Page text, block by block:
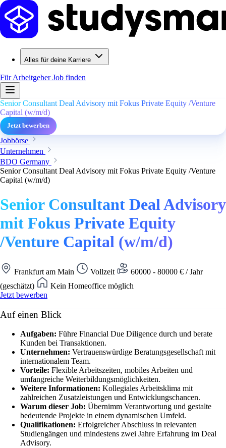
Alles für deine Karriere
Für ArbeitgeberJob finden
Senior Consultant Deal Advisory mit Fokus Private Equity /Venture
Capital (w/m/d)
Jetzt bewerben
Jobbörse
Unternehmen
BDO Germany
Senior Consultant Deal Advisory mit Fokus Private Equity /Venture
Capital (w/m/d)
Senior Consultant Deal Advisory
mit Fokus Private Equity
/Venture Capital (w/m/d)
Frankfurt am Main Vollzeit
60000 - 80000 € / Jahr
(geschätzt)
Kein Homeoffice möglich
Jetzt bewerben
Auf einen Blick
Aufgaben: Führe Financial Due Diligence durch und berate
Kunden bei Transaktionen.
Unternehmen: Vertrauenswürdige Beratungsgesellschaft mit
internationalem Team.
Vorteile: Flexible Arbeitszeiten, mobiles Arbeiten und
umfangreiche Weiterbildungsmöglichkeiten.
Weitere Informationen: Kollegiales Arbeitsklima mit
zahlreichen Zusatzleistungen und Entwicklungschancen.
Warum dieser Job: Übernimm Verantwortung und gestalte
bedeutende Projekte in einem dynamischen Umfeld.
Qualifikationen: Erfolgreicher Abschluss in relevanten
Studiengängen und mindestens zwei Jahre Erfahrung im Deal
Advisory.